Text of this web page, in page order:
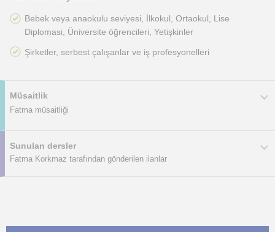
Bebek veya anaokulu seviyesi, İlkokul, Ortaokul, Lise
Diplomasi, Üniversite öğrencileri, Yetişkinler
Şirketler, serbest çalışanlar ve iş profesyonelleri
Müsaitlik
Fatma müsaitliği
Sunulan dersler
Fatma Korkmaz tarafından gönderilen ilanlar